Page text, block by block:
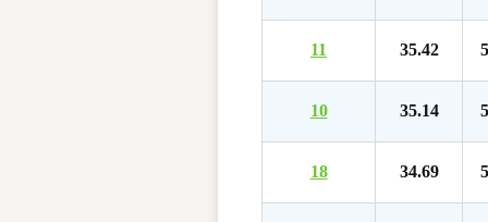
11 35.42
10 35.14
18 34.69